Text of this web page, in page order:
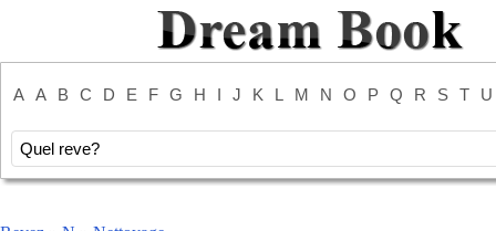
A A B C D E F G H I J K L M N O P Q R S T U